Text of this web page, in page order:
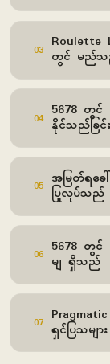
03 Roulette
တွင် မည်သ
04 5678 တွင်
နိုင်သည်ခြင်း
05 အမြတ်ရခ
ပြုလုပ်သည်
06 5678 တွ
မျ ရှိသည်
07 ရှင်ပြသမ